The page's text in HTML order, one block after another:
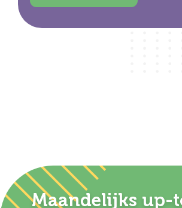
Maandelijks up-